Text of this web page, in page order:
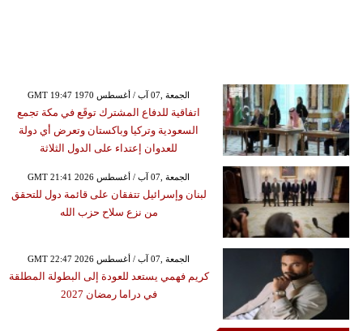
GMT 19:47 1970 الجمعة ,07 آب / أغسطس
اتفاقية للدفاع المشترك توقَع في مكة تجمع
السعودية وتركيا وباكستان وتعرض أي دولة
للعدوان إعتداء على الدول الثلاثة
GMT 21:41 2026 الجمعة ,07 آب / أغسطس
لبنان وإسرائيل تتفقان على قائمة دول للتحقق
من نزع سلاح حزب الله
GMT 22:47 2026 الجمعة ,07 آب / أغسطس
كريم فهمي يستعد للعودة إلى البطولة المطلقة
في دراما رمضان 2027